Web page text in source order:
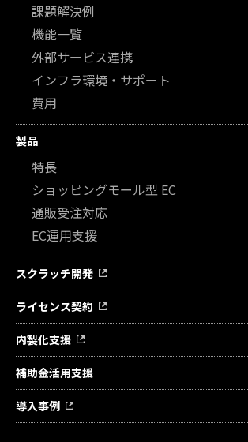
課題解決例
機能一覧
外部サービス連携
インフラ環境・サポート
費用
製品
特長
ショッピングモール型 EC
通販受注対応
EC運用支援
スクラッチ開発
ライセンス契約
内製化支援
補助金活用支援
導入事例